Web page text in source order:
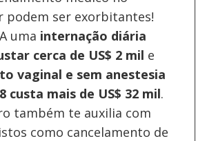
podem ser exorbitantes!
uma internação diária
cerca de US$ 2 mil e
vaginal e sem anestesia
custa mais de US$ 32 mil.
também te auxilia com
como cancelamento de